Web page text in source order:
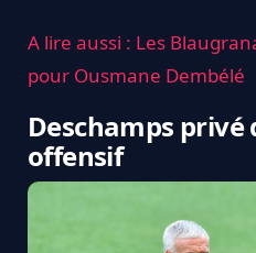
A lire aussi : Les
pour Ousmane Dembélé
Deschamps privé
offensif